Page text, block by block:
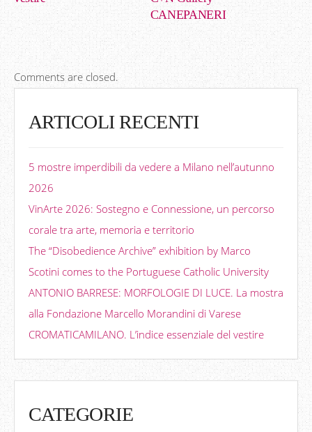
CANEPANERI
Comments are closed.
ARTICOLI RECENTI
5 mostre imperdibili da vedere a Milano nell’autunno
2026
VinArte 2026: Sostegno e Connessione, un percorso
corale tra arte, memoria e territorio
The “Disobedience Archive” exhibition by Marco
Scotini comes to the Portuguese Catholic University
ANTONIO BARRESE: MORFOLOGIE DI LUCE. La mostra
alla Fondazione Marcello Morandini di Varese
CROMATICAMILANO. L’indice essenziale del vestire
CATEGORIE